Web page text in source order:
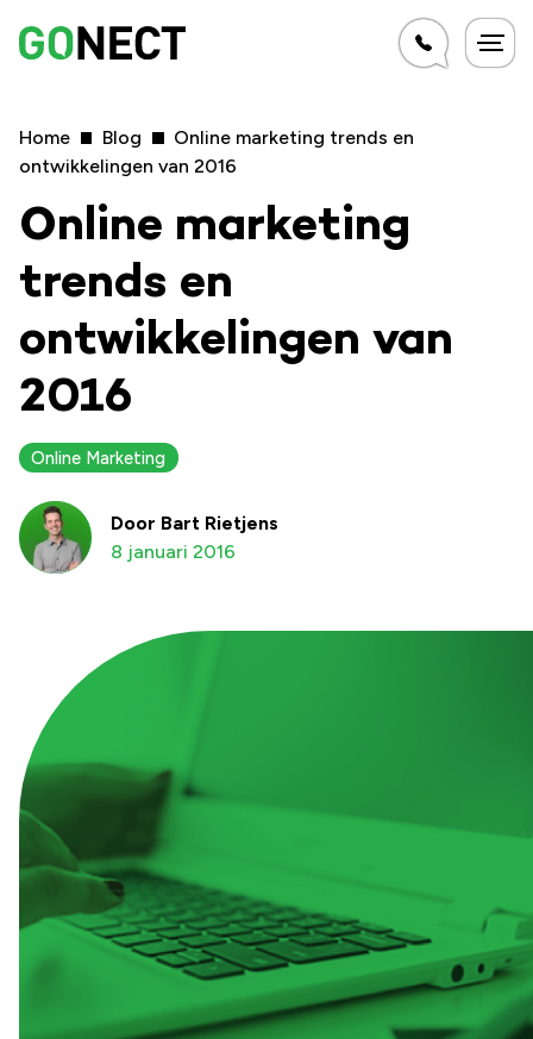
Home Blog
Online marketing trends en
ontwikkelingen van 2016
Online marketing
trends en
ontwikkelingen van
2016
Online Marketing
Door Bart Rietjens
8 januari 2016